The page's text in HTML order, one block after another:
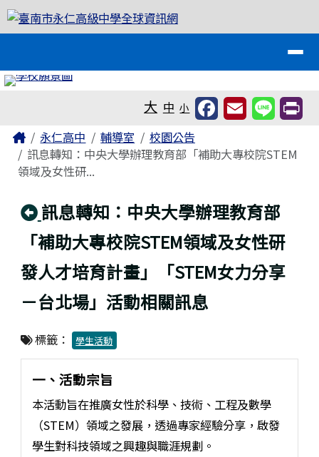
跳至主內容區
臺南市永仁高級中學全球資訊網
大 中 小
主內容區域
Home永仁高中 輔導室
校園公告
訊息轉知：中央大學辦理教育部「補助大專校院STEM
領域及女性研...
回上頁
訊息轉知：中央大學辦理教育部
「補助大專校院STEM領域及女性研
發人才培育計畫」「STEM女力分享
－台北場」活動相關訊息
標籤： 學生活動
一、活動宗旨
本活動旨在推廣女性於科學、技術、工程及數學
（STEM）領域之發展，透過專家經驗分享，啟發
學生對科技領域之興趣與職涯規劃。
頁尾區域